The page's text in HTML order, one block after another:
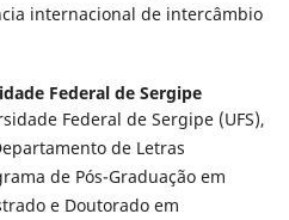
internacional de intercâmbio
Federal de Sergipe
Federal de Sergipe (UFS),
de Letras
de Pós-Graduação em
e Doutorado em